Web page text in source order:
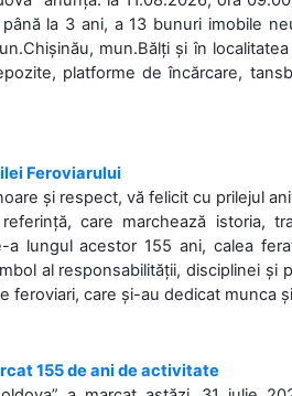
la 3 ani, a 13 bunuri imobile
mun.Bălți și în
platforme de încărcare,
Feroviarului
și respect, vă felicit cu prilejul
care marchează istoria,
a lungul acestor 155 ani, calea
al responsabilității, disciplinei și
feroviari, care și-au dedicat munca
155 de ani de activitate